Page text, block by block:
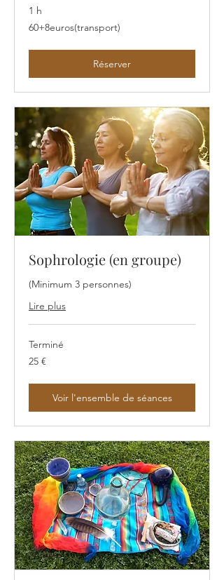
1 h
60+8euros(transport)
60+8euros(transport)
Réserver
Sophrologie (en groupe)
(Minimum 3 personnes)
Lire plus
Terminé
25
euros
25 €
Voir l'ensemble de séances